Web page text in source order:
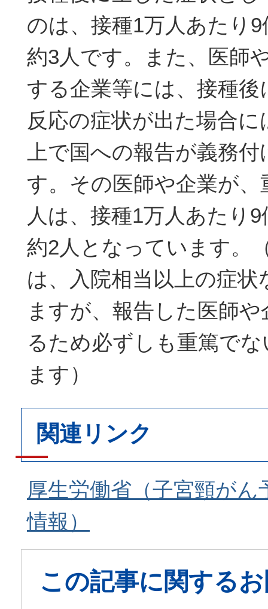
のは、接種1万人あたり
約3人です。また、医師
する企業等には、接種後
反応の症状が出た場合に
上で国への報告が義務
す。その医師や企業が、
人は、接種1万人あたり
約2人となっています。
は、入院相当以上の症
ますが、報告した医師
るため必ずしも重篤で
ます）
関連リンク
厚生労働省（子宮頸が
情報）
この記事に関する